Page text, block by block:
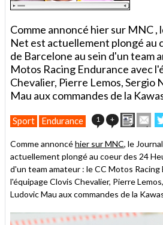
Comme annoncé hier sur MNC ,
Net est actuellement plongé au
de Barcelone au sein d'un team
Motos Racing Endurance avec
Chevalier, Pierre Lemos, Sergio
Mau aux commandes de la
Sport Endurance 1 +
cet
à
un
ami
Comme annoncéhier sur MNC, le
actuellement plongé au coeur des 24
d'un team amateur : le CC Motos Racing
l'équipage Clovis Chevalier, Pierre
Ludovic Mau aux commandes de la